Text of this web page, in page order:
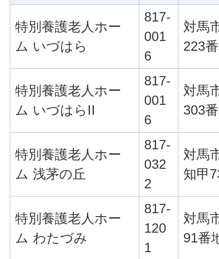
特別養護老人ホー
ム いづはら
817-
001
6
対馬
223
特別養護老人ホー
ム いづはらII
817-
001
6
対馬
303
特別養護老人ホー
ム 浅茅の丘
817-
032
2
対馬
知甲
特別養護老人ホー
ム わたづみ
817-
120
1
対馬
91番